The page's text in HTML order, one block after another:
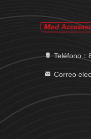
Teléfono：
Correo